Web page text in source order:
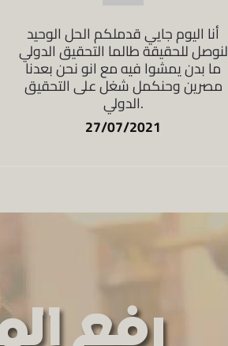
أنا اليوم جايي قدملكم الحل الوحيد
لنوصل للحقيقة طالما التحقيق الدولي
ما بدن يمشوا فيه مع انو نحن بعدنا
مصرين وحنكمل شغل على التحقيق
27/07/2021
رفع